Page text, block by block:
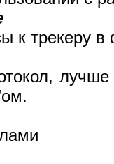
к трекеру